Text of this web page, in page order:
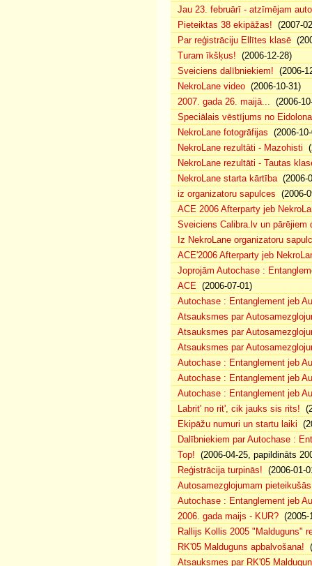
Jau 23. februārī - atzīmējam
Pieteiktas 38 ekipāžas! (2007-
Par reģistrāciju Ellītes klasē
Turam īkšķus! (2006-12-28)
Sveiciens dalībniekiem! (2006-
NekroLane video (2006-10-31)
2007. gada 26. maijā... (2006-
Speciālais vēstījums no Eidolona
NekroLane fotogrāfijas (2006-
NekroLane rezultāti - Mazohisti
NekroLane rezultāti - Tautas
NekroLane starta kārtība(2006-
iz organizatoru sapulces (2006-
ACE 2006 Afterparty jeb
Sveiciens Calibra.lv un pārējiem
Iz NekroLane organizatoru
ACE'2006 Afterparty jeb
Joprojām Autochase :
ACE (2006-07-01)
Autochase : Entanglement jeb
Atsauksmes par
Atsauksmes par
Atsauksmes par
Autochase : Entanglement jeb
Autochase : Entanglement jeb
Autochase : Entanglement jeb
Labrit' no rit', cik jauks sis rits!
Ekipāžu numuri un startu laiki
Dalībniekiem par Autochase :
Top! (2006-04-25, papildināts
Reģistrācija turpinās! (2006-01-
Autosamezglojumam
Autochase : Entanglement jeb
2006. gada maijs - KUR? (2005-
Rallijs Kollis 2005 "Malduguns"
RK'05 Malduguns apbalvošana!
Atsauksmes par RK'05